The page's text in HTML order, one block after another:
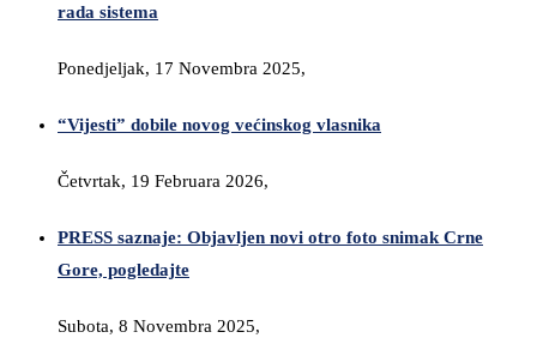
rada sistema
Ponedjeljak, 17 Novembra 2025,
“Vijesti” dobile novog većinskog vlasnika
Četvrtak, 19 Februara 2026,
PRESS saznaje: Objavljen novi otro foto snimak Crne
Gore, pogledajte
Subota, 8 Novembra 2025,